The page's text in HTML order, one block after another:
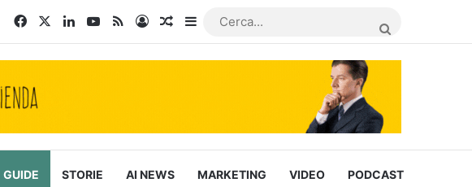
FacebookLinkedInYou Tube
RSSAccediArticoli Casuali
Barra laterale
GUIDE STORIE AI NEWS MARKETING VIDEO PODCAST